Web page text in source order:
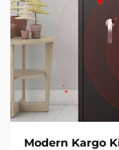
Modern Kargo